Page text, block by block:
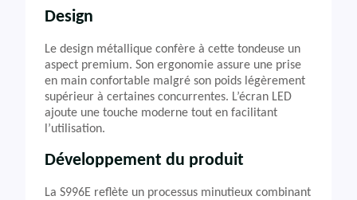
Design
Le design métallique confère à cette tondeuse un
aspect premium. Son ergonomie assure une prise
en main confortable malgré son poids légèrement
supérieur à certaines concurrentes. L’écran LED
ajoute une touche moderne tout en facilitant
l’utilisation.
Développement du produit
La S996E reflète un processus minutieux combinant